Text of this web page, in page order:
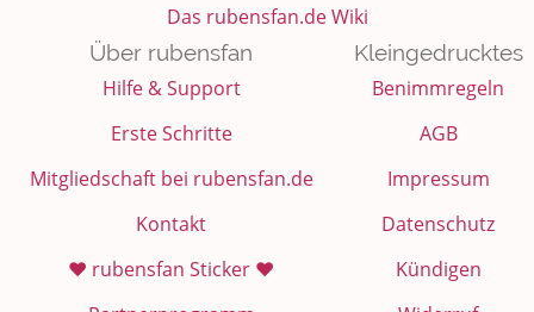
Das rubensfan.de Wiki
Über rubensfan
Hilfe & Support
Erste Schritte
Mitgliedschaft bei rubensfan.de
Kontakt
❤️ rubensfan Sticker ❤️
Kleingedrucktes
Benimmregeln
AGB
Impressum
Datenschutz
Kündigen